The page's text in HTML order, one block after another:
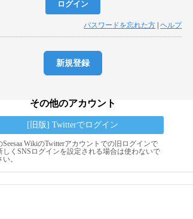
パスワードを忘れた方 |ヘルプ
新規登録
その他のアカウント
[旧版] Twitterでログイン
Seesaa WikiのTwitterアカウントでの旧ログインで
しくSNSログインを設定される場合は使わないで
。